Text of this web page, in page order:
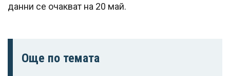
данни се очакват на 20 май.
Още по темата